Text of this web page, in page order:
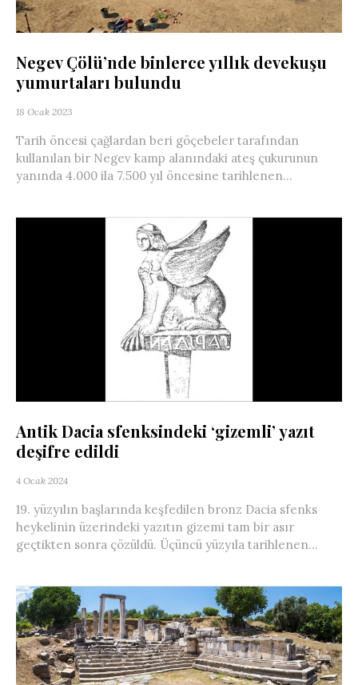
Negev Çölü’nde binlerce yıllık devekuşu
yumurtaları bulundu
18 Ocak 2023
Tarih öncesi çağlardan beri göçebeler tarafından
kullanılan bir Negev kamp alanındaki ateş çukurunun
yanında 4.000 ila 7.500 yıl öncesine tarihlenen...
Antik Dacia sfenksindeki ‘gizemli’ yazıt
deşifre edildi
4 Ocak 2024
19. yüzyılın başlarında keşfedilen bronz Dacia sfenks
heykelinin üzerindeki yazıtın gizemi tam bir asır
geçtikten sonra çözüldü. Üçüncü yüzyıla tarihlenen...